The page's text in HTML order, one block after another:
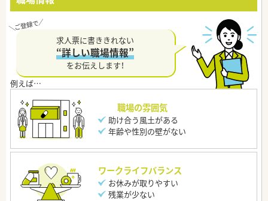
求人票に書ききれない
“詳しい職場情報”
をお伝えします！
職場の雰囲気
助け合う風土がある
年齢や性別の壁がない
ワークライフバランス
お休みが取りやすい
残業が少ない